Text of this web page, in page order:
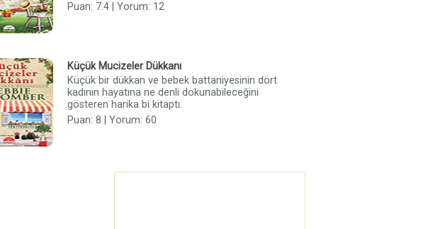
Puan: 7.4 | Yorum: 12
Küçük Mucizeler Dükkanı
Küçük bir dükkan ve bebek battaniyesinin dört
kadının hayatına ne denli dokunabileceğini
gösteren harika bi kitaptı.
Puan: 8 | Yorum: 60